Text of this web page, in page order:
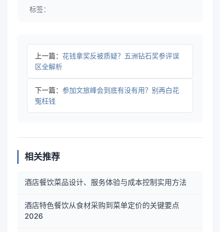
标签：
上一篇： 花钱拿奖反被质疑？五洲钻石奖参评误
区全解析
下一篇： 参加文旅峰会到底有没有用？别再白花
冤枉钱
相关推荐
酒店餐饮菜品设计、服务体验与成本控制实用方法
酒店特色餐饮从食材采购到菜单定价的关键要点
2026